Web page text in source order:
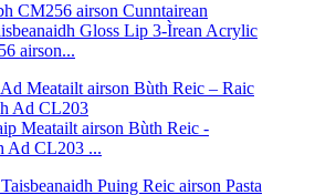
Gloss Lip 3-Ìrean Acrylic
airson...
Meatailt airson Bùth Reic -
Ad CL203 ...